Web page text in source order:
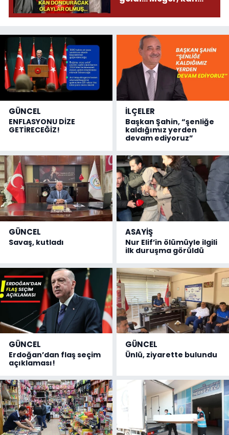
olmuş...
GÜNCEL
ENFLASYONU DİZE
GETİRECEĞİZ!
İLÇELER
Başkan Şahin, “şenliğe
kaldığımız yerden
devam ediyoruz”
GÜNCEL
Savaş, kutladı
ASAYİŞ
Nur Elif’in ölümüyle ilgili
ilk duruşma görüldü
GÜNCEL
Erdoğan’dan flaş seçim
açıklaması!
GÜNCEL
Ünlü, ziyarette bulundu